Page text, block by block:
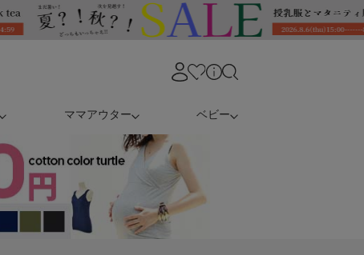
ママアウター ベビー